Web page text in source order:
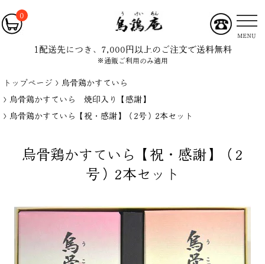
0
MENU
1配送先につき、7,000円以上のご注文で送料無料
※通販ご利用のみ適用
トップページ
烏骨鶏かすていら
烏骨鶏かすていら 焼印入り【感謝】
烏骨鶏かすていら【祝・感謝】（2号）2本セット
烏骨鶏かすていら【祝・感謝】（2
号）2本セット